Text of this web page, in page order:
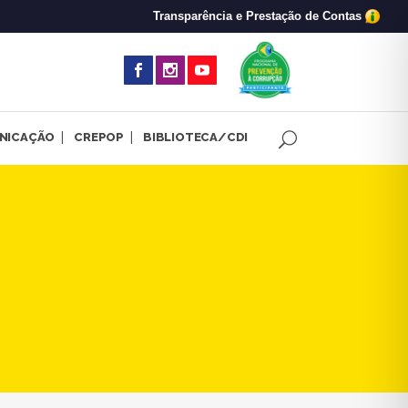
Transparência e Prestação de Contas
CREPOP BIBLIOTECA/CDI
acontece nesta sexta-